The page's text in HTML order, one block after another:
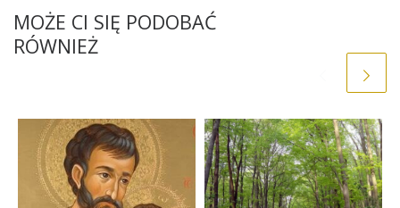
MOŻE CI SIĘ PODOBAĆ
RÓWNIEŻ